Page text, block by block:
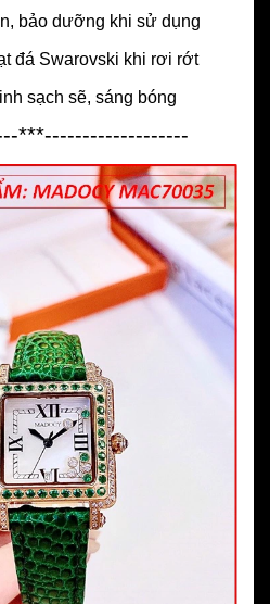
bảo dưỡng khi sử dụng
đá Swarovski khi rơi rớt
sạch sẽ, sáng bóng
***-------------------